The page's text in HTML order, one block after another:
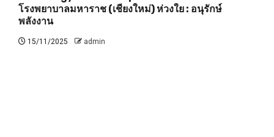
โรงพยาบาลมหาราช (เชียงใหม่) ห่วงใย : อนุรักษ์
พลังงาน
15/11/2025 admin